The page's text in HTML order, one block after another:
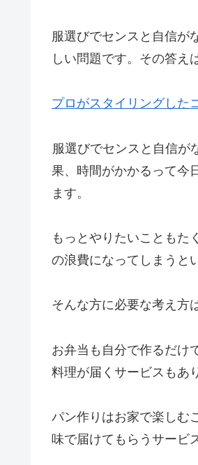
服選びでセンスと自信が
しい問題です。その答え
プロがスタイリングした
服選びでセンスと自信が
果、時間がかかるって今
ます。
もっとやりたいこともた
の浪費になってしまうと
そんな方に必要な考え方
お弁当も自分で作るだけ
料理が届くサービスもあ
パン作りはお家で楽しむ
味で届けてもらうサービ